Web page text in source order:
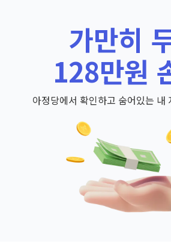
가만히
128만원
아정당에서 확인하고 숨어있는 내